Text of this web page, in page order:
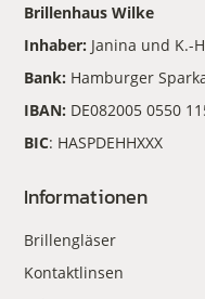
Brillenhaus Wilke
Inhaber: Janina und K.-
Bank: Hamburger
IBAN: DE082005 0550
BIC: HASPDEHHXXX
Informationen
Brillengläser
Kontaktlinsen